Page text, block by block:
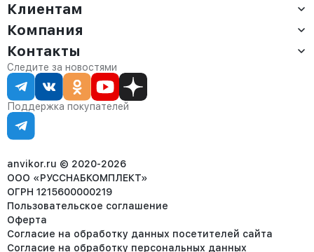
Клиентам
Доставка
Оплата
Сервис
Статус заказа
Статьи
Компания
О компании
Контакты
Партнёрам
Контакты
Отдел продаж:
8 (800) 234-22-62
corp@anvikor.ru
Ежедневно, с 7:00-19:00 (МСК)
Отдел рекламации:
8 (953) 455-25-61
Следите за новостями
Поддержка покупателей
anvikor.ru © 2020-2026
ООО «РУССНАБКОМПЛЕКТ»
ОГРН 1215600000219
Пользовательское соглашение
Оферта
Согласие на обработку данных посетителей сайта
Согласие на обработку персональных данных